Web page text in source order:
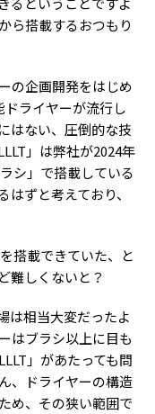
ら搭載するおつもり
の企画開発をはじめ
ライヤーが流行し
はない、圧倒的な技
」は弊社が2024年
シ」で搭載している
ずと考えており、
搭載できていた、と
難しくないと？
相当大変だったよ
はブラシ以上に目も
」があたっても問
、ドライヤーの構造
め、その狭い範囲で